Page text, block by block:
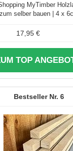
MyTimber
selber bauen | 4 x
17,95 €
TOP
6